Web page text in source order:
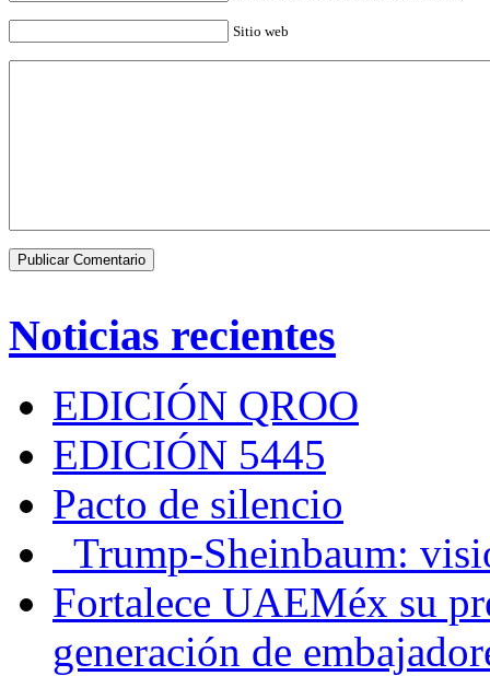
Sitio web
Noticias recientes
EDICIÓN QROO
EDICIÓN 5445
Pacto de silencio
Trump-Sheinbaum:
Fortalece UAEMéx su
generación de